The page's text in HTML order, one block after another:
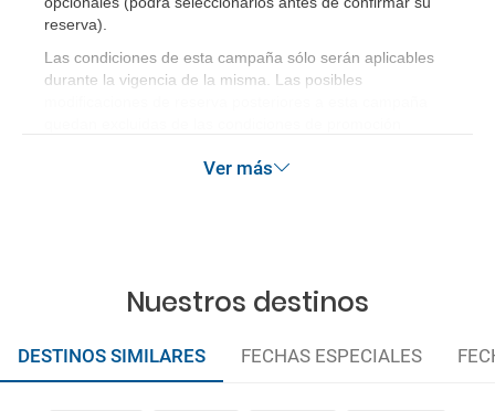
al hotel o viceversa no ha aparecido?
¿Necesito visado para poder ir a ...?
reserva)
Las condiciones de esta campaña sólo serán aplicables
durante la vigencia de la misma. Las posibles
Ver más
Nuestros destinos
DESTINOS SIMILARES FECHAS ESPECIALES